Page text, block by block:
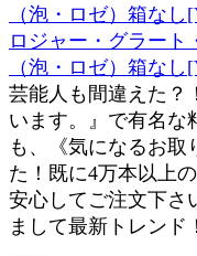
ロジャー・グラート
（泡・ロゼ）箱なし
芸能人も間違えた？
います。』で有名
も、《気になるお取
た！既に4万本以上
安心してご注文下さ
まして最新トレンド